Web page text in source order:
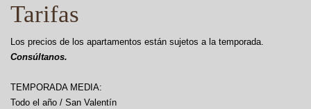
Tarifas
Los precios de los apartamentos están sujetos a la temporada.
Consúltanos.
TEMPORADA MEDIA:
Todo el año / San Valentín